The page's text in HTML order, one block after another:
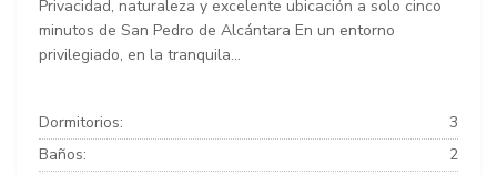
Privacidad, naturaleza y excelente ubicación a solo cinco
minutos de San Pedro de Alcántara En un entorno
privilegiado, en la tranquila...
Dormitorios:
3
Baños:
2